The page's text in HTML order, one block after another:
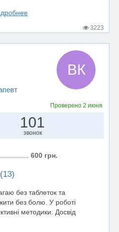
3223
ВК
Проверено 2 июня
101
звонок
600 грн.
без таблеток та
без болю. У роботі
методики. Досвід